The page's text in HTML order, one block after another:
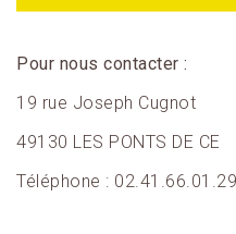
Pour nous contacter :
19 rue Joseph Cugnot
49130 LES PONTS DE CE
Téléphone : 02.41.66.01.29